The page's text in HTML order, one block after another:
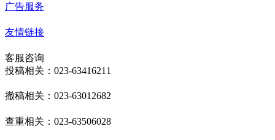
广告服务
友情链接
客服咨询
投稿相关：023-63416211
撤稿相关：023-63012682
查重相关：023-63506028